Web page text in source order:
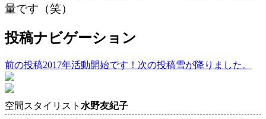
量です（笑）
投稿ナビゲーション
前の投稿2017年活動開始です！ 次の投稿雪が降りました。
空間スタイリスト 水野友紀子